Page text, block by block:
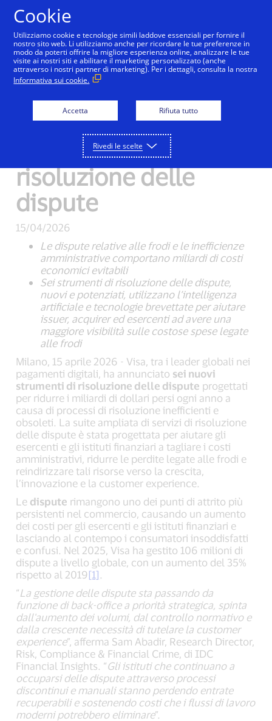
Visa presenta nuovi
servizi per
modernizzare il
processo di
risoluzione delle
dispute
15/04/2026
Le dispute relative alle frodi e le inefficienze
amministrative comportano miliardi di costi
economici evitabili
Sei strumenti di risoluzione delle dispute,
nuovi e potenziati, utilizzano l’intelligenza
artificiale e tecnologie brevettate per aiutare
issuer, acquirer ed esercenti ad avere una
maggiore visibilità sulle costose spese legate
alle frodi
Milano, 15 aprile 2026 - Visa, tra i leader globali nei
pagamenti digitali, ha annunciato sei nuovi
strumenti di risoluzione delle dispute progettati
per ridurre i miliardi di dollari persi ogni anno a
causa di processi di risoluzione inefficienti e
obsoleti. La suite ampliata di servizi di risoluzione
delle dispute è stata progettata per aiutare gli
esercenti e gli istituti finanziari a tagliare i costi
amministrativi, ridurre le perdite legate alle frodi e
reindirizzare tali risorse verso la crescita,
l’innovazione e la customer experience.
Le dispute rimangono uno dei punti di attrito più
persistenti nel commercio, causando un aumento
dei costi per gli esercenti e gli istituti finanziari e
lasciando al contempo i consumatori insoddisfatti
e confusi. Nel 2025, Visa ha gestito 106 milioni di
dispute a livello globale, con un aumento del 35%
rispetto al 2019 [1] .
“La gestione delle dispute sta passando da
funzione di back-office a priorità strategica, spinta
dall'aumento dei volumi, dal controllo normativo e
dalla crescente necessità di tutelare la customer
experience”, afferma Sam Abadir, Research Director,
Risk, Compliance & Financial Crime, di IDC
Financial Insights. “Gli istituti che continuano a
occuparsi delle dispute attraverso processi
discontinui e manuali stanno perdendo entrate
recuperabili e sostenendo costi che i flussi di lavoro
moderni potrebbero eliminare”.
Cookie
Utilizziamo cookie e tecnologie simili laddove essenziali per fornire il
nostro sito web. Li utilizziamo anche per ricordare le tue preferenze in
modo da poterti offrire la migliore esperienza online, analizzare le tue
visite ai nostri siti e abilitare il marketing personalizzato (anche
attraverso i nostri partner di marketing). Per i dettagli, consulta la nostra
Informativa sui cookie.
Accetta Rifiuta tutto
Rivedi le scelte